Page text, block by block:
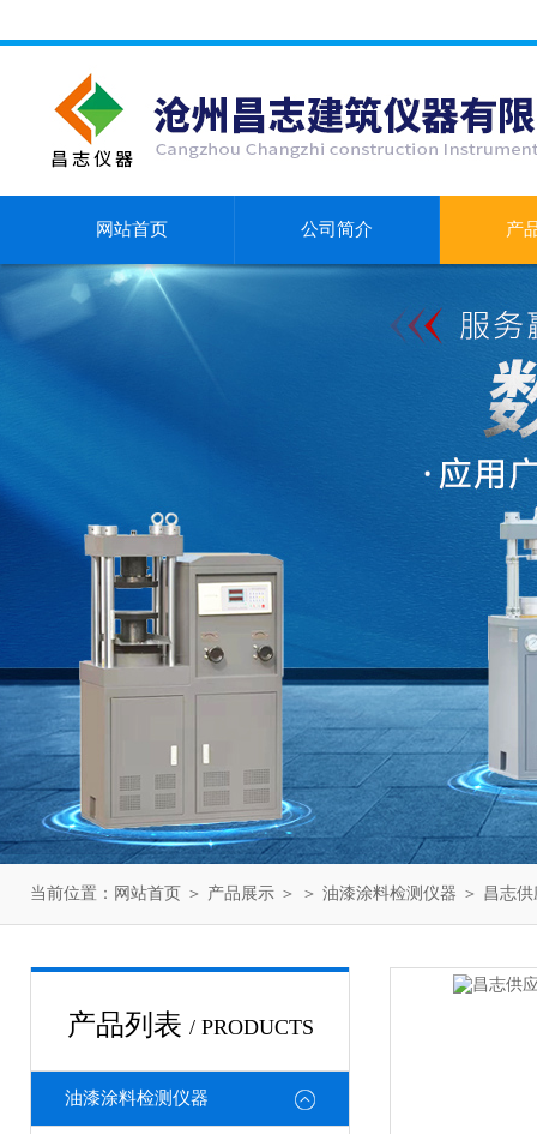
网站首页 公司简介 产
当前位置： 网站首页 ＞ 产品展示 ＞ ＞ 油漆涂料检测仪器 ＞ 昌志
产品列表 / PRODUCTS
油漆涂料检测仪器